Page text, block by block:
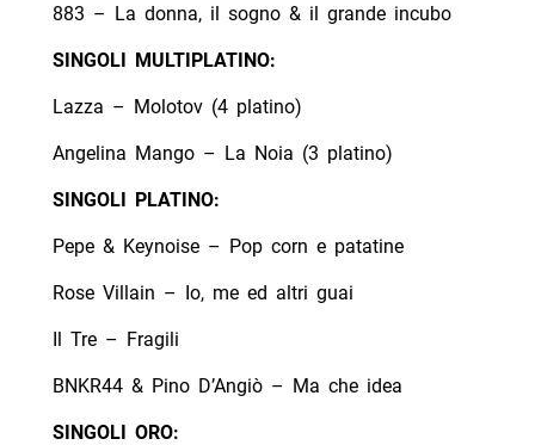
883 – La donna, il sogno & il grande incubo
SINGOLI MULTIPLATINO:
Lazza – Molotov (4 platino)
Angelina Mango – La Noia (3 platino)
SINGOLI PLATINO:
Pepe & Keynoise – Pop corn e patatine
Rose Villain – Io, me ed altri guai
Il Tre – Fragili
BNKR44 & Pino D’Angiò – Ma che idea
SINGOLI ORO: